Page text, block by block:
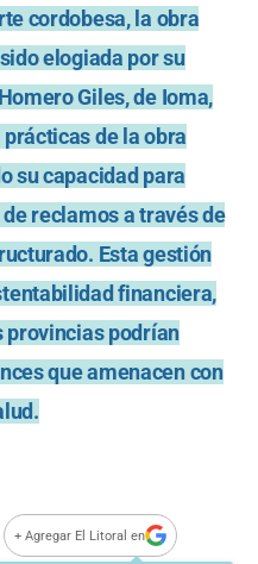
cordobesa, la obra
elogiada por su
Giles, de Ioma,
de la obra
su capacidad para
reclamos a través de
Esta gestión
financiera,
provincias podrían
que amenacen con
+ Agregar El Litoral en